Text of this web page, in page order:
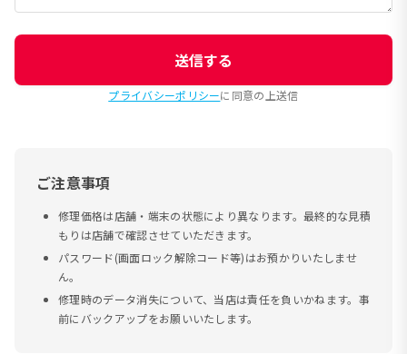
送信する
プライバシーポリシーに同意の上送信
ご注意事項
修理価格は店舗・端末の状態により異なります。最終的な見積
もりは店舗で確認させていただきます。
パスワード(画面ロック解除コード等)はお預かりいたしませ
ん。
修理時のデータ消失について、当店は責任を負いかねます。事
前にバックアップをお願いいたします。